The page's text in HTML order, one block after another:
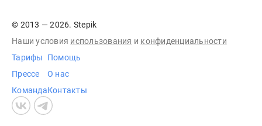
© 2013 — 2026. Stepik
Наши условия использования и конфиденциальности
Тарифы
Прессе
Команда
Помощь
О нас
Контакты